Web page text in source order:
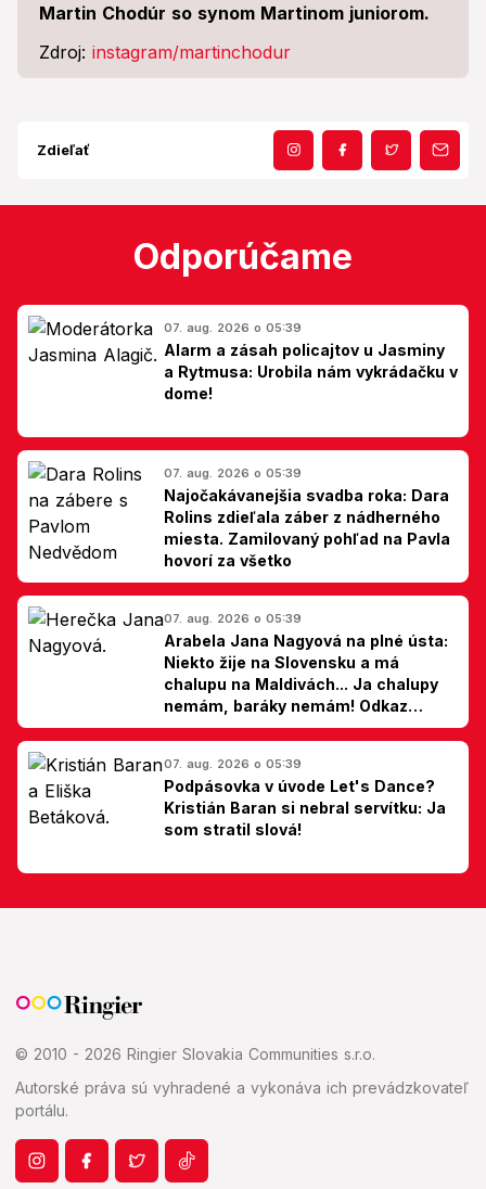
Martin Chodúr so synom Martinom juniorom.
Zdroj: instagram/martinchodur
Zdieľať
Odporúčame
07. aug. 2026 o 05:39
Alarm a zásah policajtov u Jasminy
a Rytmusa: Urobila nám vykrádačku v
dome!
07. aug. 2026 o 05:39
Najočakávanejšia svadba roka: Dara
Rolins zdieľala záber z nádherného
miesta. Zamilovaný pohľad na Pavla
hovorí za všetko
07. aug. 2026 o 05:39
Arabela Jana Nagyová na plné ústa:
Niekto žije na Slovensku a má
chalupu na Maldivách... Ja chalupy
nemám, baráky nemám! Odkaz
Slovákom
07. aug. 2026 o 05:39
Podpásovka v úvode Let's Dance?
Kristián Baran si nebral servítku: Ja
som stratil slová!
© 2010 - 2026 Ringier Slovakia Communities s.r.o.
Autorské práva sú vyhradené a vykonáva ich prevádzkovateľ
portálu.